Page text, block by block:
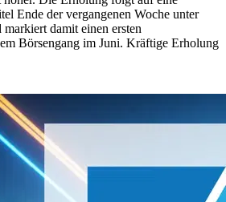
Ende der vergangenen Woche unter
damit einen ersten
Börsengang im Juni. Kräftige Erholung